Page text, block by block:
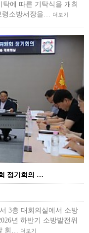
에 따른 기탁식을 개최
령소방서장을… 더보기
정기회의 …
3층 대회의실에서 소방
년 하반기 소방발전위
회… 더보기